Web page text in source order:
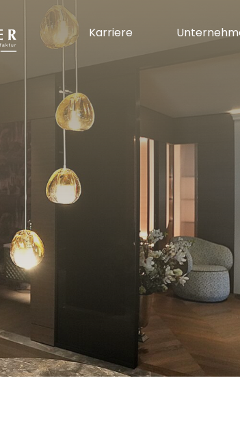
Karriere